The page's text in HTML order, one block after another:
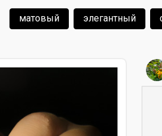
матовый элегантный